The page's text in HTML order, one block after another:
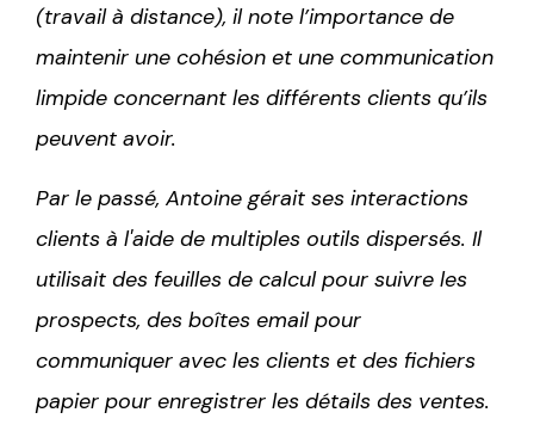
(travail à distance), il note l’importance de
maintenir une cohésion et une communication
limpide concernant les différents clients qu’ils
peuvent avoir.
Par le passé, Antoine gérait ses interactions
clients à l'aide de multiples outils dispersés. Il
utilisait des feuilles de calcul pour suivre les
prospects, des boîtes email pour
communiquer avec les clients et des fichiers
papier pour enregistrer les détails des ventes.